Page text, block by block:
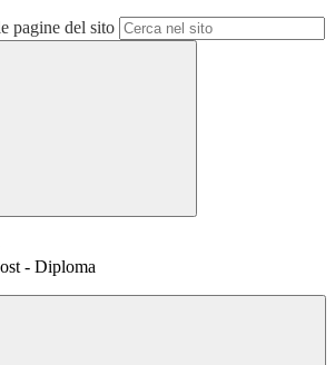
pagine del sito
- Diploma